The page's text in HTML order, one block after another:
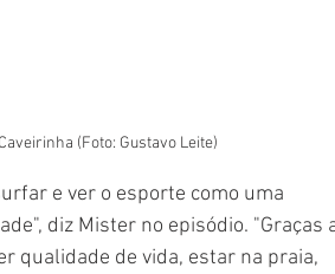
(Foto: Gustavo Leite)
e ver o esporte como uma
diz Mister no episódio. "Graças
qualidade de vida, estar na praia,